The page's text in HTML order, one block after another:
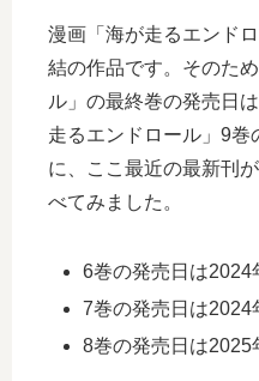
漫画「海が走るエンド
結の作品です。そのた
ル」の最終巻の発売日
走るエンドロール」9巻
に、ここ最近の最新刊
べてみました。
6巻の発売日は2024
7巻の発売日は2024
8巻の発売日は2025